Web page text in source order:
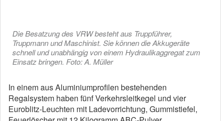
Die Besatzung des VRW besteht aus Truppführer,
Truppmann und Maschinist. Sie können die Akkugeräte
schnell und unabhängig von einem Hydraulikaggregat zum
Einsatz bringen. Foto: A. Müller
In einem aus Aluminiumprofilen bestehenden
Regalsystem haben fünf Verkehrsleitkegel und vier
Euroblitz-Leuchten mit Ladevorrichtung, Gummistiefel,